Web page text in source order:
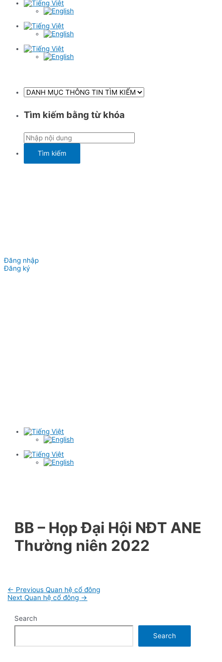
Tìm kiếm bằng từ khóa
Đăng nhập
Đăng ký
BB – Họp Đại Hội NĐT ANE
Thường niên 2022
Post
navigation
← Previous Quan hệ cổ đông
Next Quan hệ cổ đông →
Search
Search